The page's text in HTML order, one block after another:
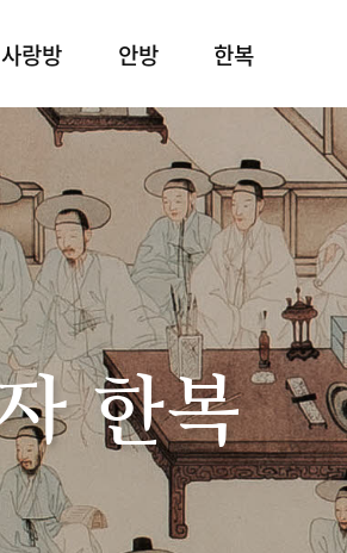
사랑방 안방 한복
한복